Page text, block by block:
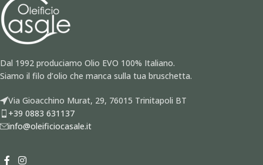
Dal 1992 produciamo Olio EVO 100% Italiano.
Siamo il filo d’olio che manca sulla tua bruschetta.
Via Gioacchino Murat, 29, 76015 Trinitapoli BT
+39 0883 631137
info@oleificiocasale.it